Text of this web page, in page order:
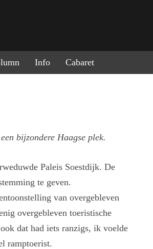
Info Cabaret
bijzondere Haagse plek.
Paleis Soestdijk. De
te geven.
van overgebleven
overgebleven toeristische
dat had iets ranzigs, ik voelde
ramptoerist.